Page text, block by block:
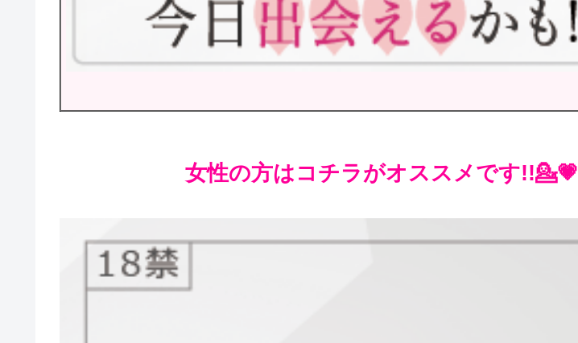
女性の方はコチラがオススメです!!💁💗